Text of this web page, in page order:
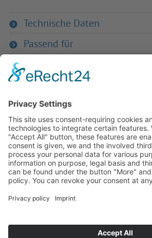
Technische Daten
Passend für
Zurück zum Produkt
Haben Sie Fra­gen an uns?
Dann neh­men Sie doch ein­fach Kon­
takt mit uns auf – Wir bera­ten Sie
gerne ganz indi­vi­du­ell!